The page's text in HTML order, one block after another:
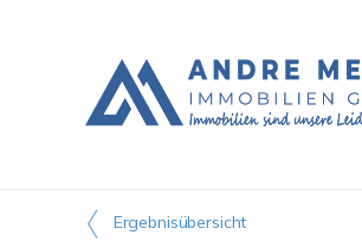
Ergebnisübersicht